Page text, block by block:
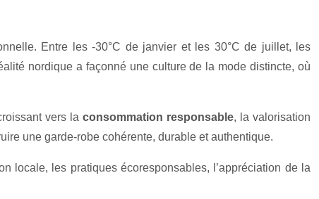
Entre les -30°C de janvier et les 30°C de juillet, les
nordique a façonné une culture de la mode distincte, où
vers laconsommation responsable, la valorisation
une garde-robe cohérente, durable et authentique.
locale, les pratiques écoresponsables, l’appréciation de la